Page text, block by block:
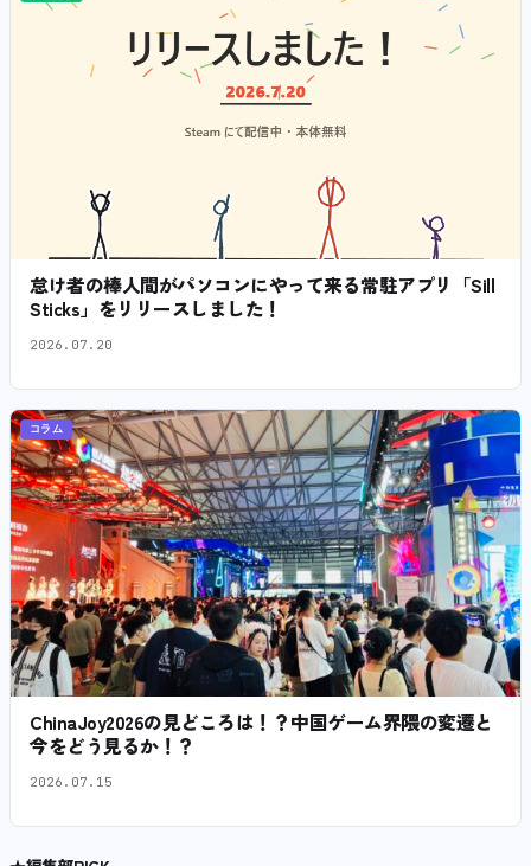
怠け者の棒人間がパソコンにやって来る常駐アプリ「Sill
Sticks」をリリースしました！
2026.07.20
コラム
ChinaJoy2026の見どころは！？中国ゲーム界隈の変遷と
今をどう見るか！？
2026.07.15